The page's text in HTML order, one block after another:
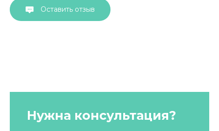
Оставить отзыв
Нужна консультация?